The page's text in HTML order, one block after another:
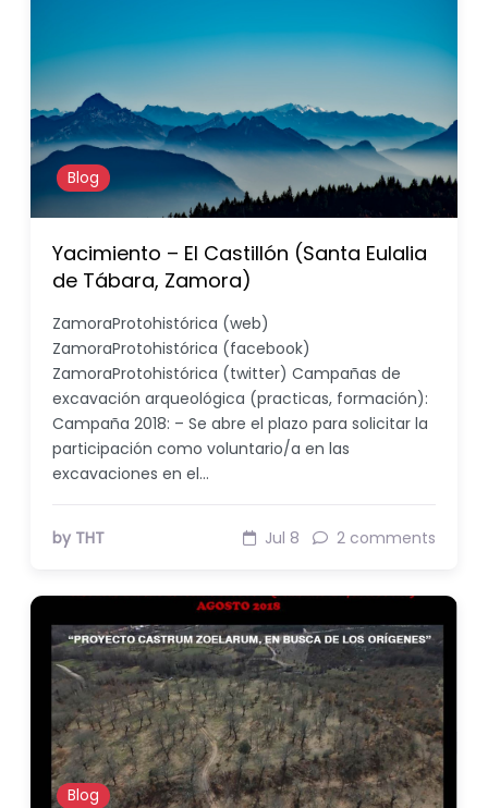
Blog
Yacimiento – El Castillón (Santa Eulalia
de Tábara, Zamora)
ZamoraProtohistórica (web)
ZamoraProtohistórica (facebook)
ZamoraProtohistórica (twitter) Campañas de
excavación arqueológica (practicas, formación):
Campaña 2018: – Se abre el plazo para solicitar la
participación como voluntario/a en las
excavaciones en el…
by THT Jul 8 2 comments
Blog